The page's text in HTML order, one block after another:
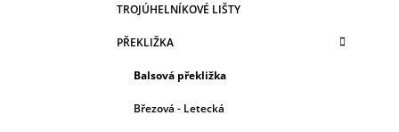
TROJÚHELNÍKOVÉ LIŠTY
PŘEKLIŽKA
Balsová překližka
Březová - Letecká